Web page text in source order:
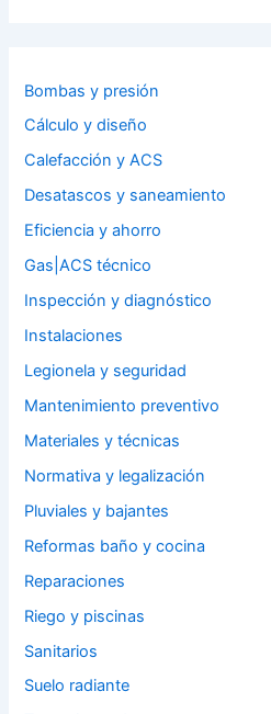
Bombas y presión
Cálculo y diseño
Calefacción y ACS
Desatascos y saneamiento
Eficiencia y ahorro
Gas|ACS técnico
Inspección y diagnóstico
Instalaciones
Legionela y seguridad
Mantenimiento preventivo
Materiales y técnicas
Normativa y legalización
Pluviales y bajantes
Reformas baño y cocina
Reparaciones
Riego y piscinas
Sanitarios
Suelo radiante